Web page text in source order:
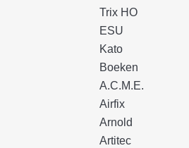
Trix HO
ESU
Kato
Boeken
A.C.M.E.
Airfix
Arnold
Artitec